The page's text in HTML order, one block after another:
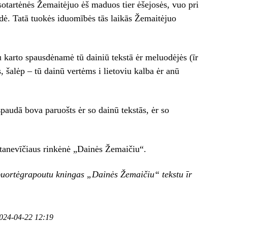
Žemaitėjuo ėš maduos tier ėšejosės, vuo pri
Tatā tuokės iduomībės tās laikās Žemaitėjuo
spausdėnamė tū dainiū tekstā ėr meluodėjės (īr
šalėp – tū dainū vertėms i lietoviu kalba ėr anū
bova paruošts ėr so dainū tekstās, ėr so
rinkėnė „Dainės Žemaičiu“.
kningas „Dainės Žemaičiu“ tekstu īr
04-22 12:19